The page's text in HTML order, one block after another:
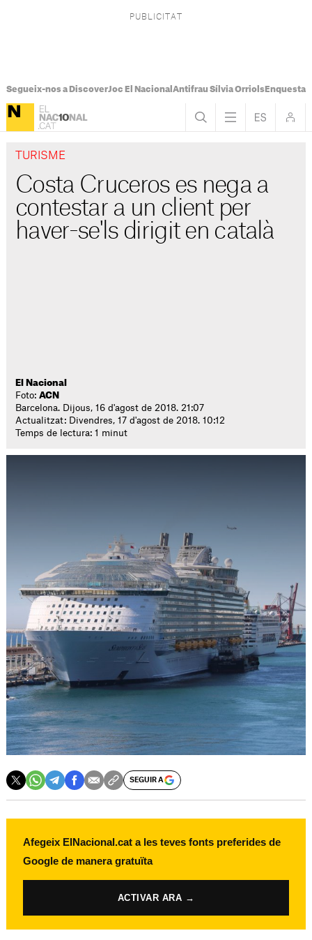
Segueix-nos a DiscoverJoc El Nacional Antifrau Sílvia OrriolsEnquesta
TURISME
Costa Cruceros es nega a
contestar a un client per
haver-se'ls dirigit en català
El Nacional
Foto:ACN
Barcelona. Dijous, 16 d'agost de 2018. 21:07
Actualitzat: Divendres, 17 d'agost de 2018. 10:12
Temps de lectura: 1 minut
SEGUIR A
Afegeix ElNacional.cat a les teves fonts preferides de
Google de manera gratuïta
ACTIVAR ARA →